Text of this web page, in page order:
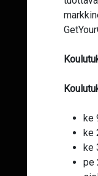
ke
ke
ke
pe